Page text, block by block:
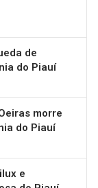
de
do Piauí
morre
do Piauí
e